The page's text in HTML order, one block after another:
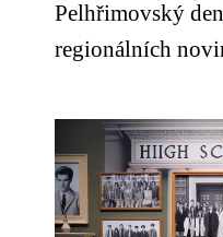
Pelhřimovský
regionálních